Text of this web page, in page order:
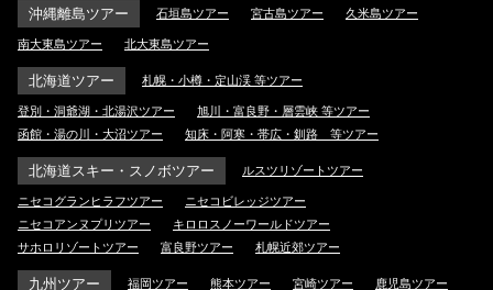
沖縄離島ツアー 石垣島ツアー 宮古島ツアー 久米島ツアー
南大東島ツアー 北大東島ツアー
北海道ツアー 札幌・小樽・定山渓 等ツアー
登別・洞爺湖・北湯沢ツアー
旭川・富良野・層雲峡 等ツアー
函館・湯の川・大沼ツアー
知床・阿寒・帯広・釧路 等ツアー
北海道スキー・スノボツアー ルスツリゾートツアー
ニセコグランヒラフツアー
ニセコビレッジツアー
ニセコアンヌプリツアー
キロロスノーワールドツアー
サホロリゾートツアー
富良野ツアー 札幌近郊ツアー
九州ツアー 福岡ツアー 熊本ツアー 宮崎ツアー 鹿児島ツアー